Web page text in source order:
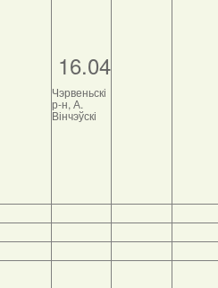
16.04
Чэрвеньскі
р-н, А.
Вінчэўскі